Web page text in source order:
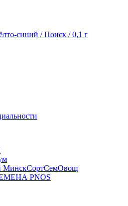
синий / Поиск / 0,1 г
МинскСортСемОвощ
PNOS